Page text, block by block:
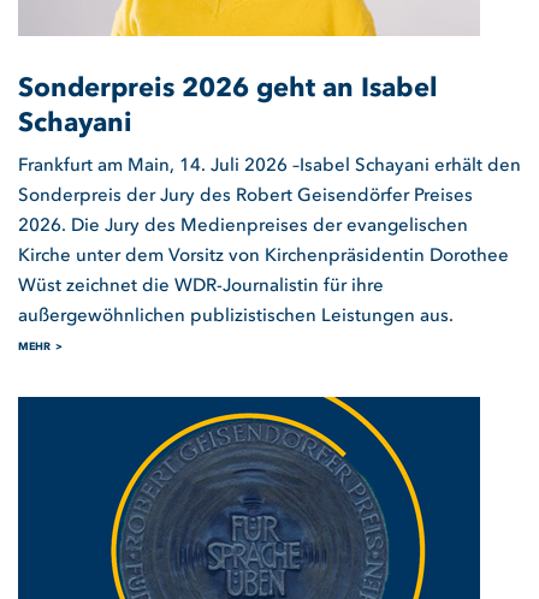
Sonderpreis 2026 geht an Isabel
Schayani
Frankfurt am Main, 14. Juli 2026 –Isabel Schayani erhält den
Sonderpreis der Jury des Robert Geisendörfer Preises
2026. Die Jury des Medienpreises der evangelischen
Kirche unter dem Vorsitz von Kirchenpräsidentin Dorothee
Wüst zeichnet die WDR-Journalistin für ihre
außergewöhnlichen publizistischen Leistungen aus.
MEHR